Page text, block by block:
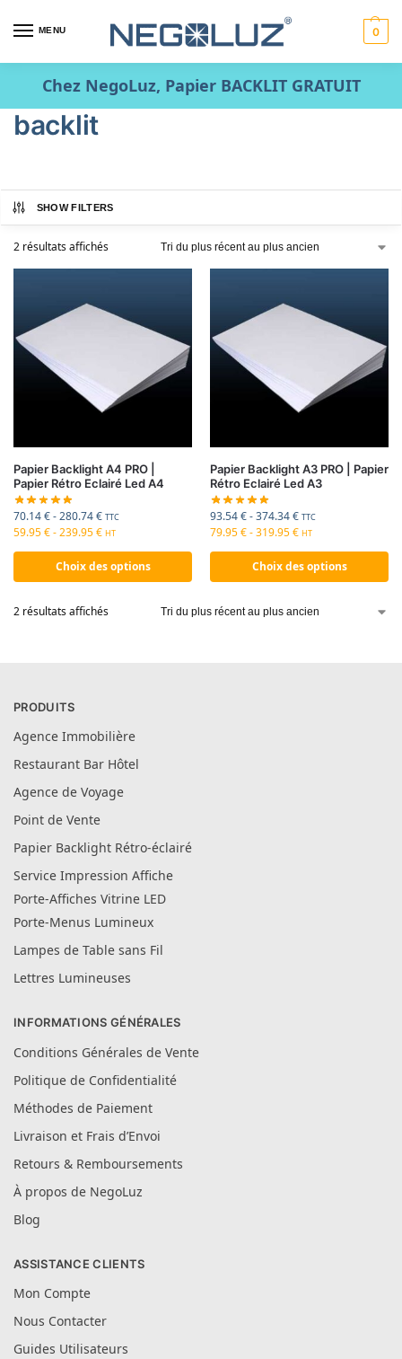
MENU 0
Chez NegoLuz, Papier BACKLIT GRATUIT
backlit
SHOW FILTERS
2 résultats affichés
Papier Backlight A4 PRO |
Papier Rétro Eclairé Led A4
70.14€-280.74€ TTC
59.95€-239.95€ HT
Choix des options
Papier Backlight A3 PRO | Papier
Rétro Eclairé Led A3
93.54€-374.34€ TTC
79.95€-319.95€ HT
Choix des options
2 résultats affichés
PRODUITS
Agence Immobilière
Restaurant Bar Hôtel
Agence de Voyage
Point de Vente
Papier Backlight Rétro-éclairé
Service Impression Affiche
Porte-Affiches Vitrine LED
Porte-Menus Lumineux
Lampes de Table sans Fil
Lettres Lumineuses
INFORMATIONS GÉNÉRALES
Conditions Générales de Vente
Politique de Confidentialité
Méthodes de Paiement
Livraison et Frais d’Envoi
Retours & Remboursements
À propos de NegoLuz
Blog
ASSISTANCE CLIENTS
Mon Compte
Nous Contacter
Guides Utilisateurs